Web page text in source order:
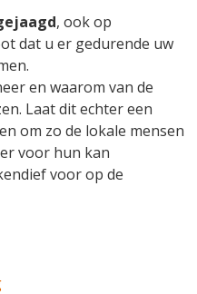
, ook op
dat u er gedurende uw
en waarom van de
Laat dit echter een
om zo de lokale mensen
voor hun kan
voor op de